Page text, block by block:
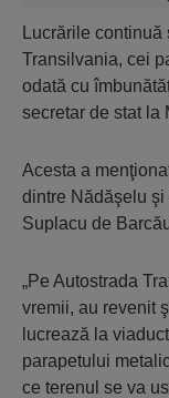
Lucrările
Transilvania, cei
odată cu
secretar de stat la
Acesta a
dintre Nădăşelu
Suplacu de
„Pe Autostrada
vremii, au revenit
lucrează la
parapetului
ce terenul se va